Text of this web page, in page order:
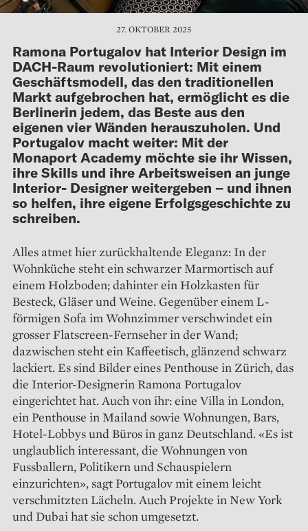
27. OKTOBER 2025
Ramona Portugalov hat Interior Design im
DACH-Raum revolutioniert: Mit einem
Geschäftsmodell, das den traditionellen
Markt aufgebrochen hat, ermöglicht es die
Berlinerin jedem, das Beste aus den
eigenen vier Wänden herauszuholen. Und
Portugalov macht weiter: Mit der
Monaport Academy möchte sie ihr Wissen,
ihre Skills und ihre Arbeitsweisen an junge
Interior- Designer weitergeben – und ihnen
so helfen, ihre eigene Erfolgsgeschichte zu
schreiben.
Alles atmet hier zurückhaltende Eleganz: In der
Wohnküche steht ein schwarzer Marmortisch auf
einem Holzboden; dahinter ein ­Holzkasten für
Besteck, Gläser und Weine. Gegenüber einem L-
förmigen Sofa im Wohnzimmer verschwindet ein
grosser Flatscreen-Fernseher in der Wand;
dazwischen steht ein Kaffeetisch, glänzend schwarz
lackiert. Es sind Bilder eines Penthouse in Zürich, das
die Interior-Designerin Ramona Portugalov
eingerichtet hat. Auch von ihr: eine Villa in London,
ein Penthouse in Mailand sowie Wohnungen, Bars,
Hotel-Lobbys und Büros in ganz Deutschland. «Es ist
unglaublich interessant, die Wohnungen von
Fussballern, Politikern und Schauspielern
einzurichten», sagt Portugalov mit einem leicht
verschmitzten Lächeln. Auch Projekte in New York
und Dubai hat sie schon umgesetzt.